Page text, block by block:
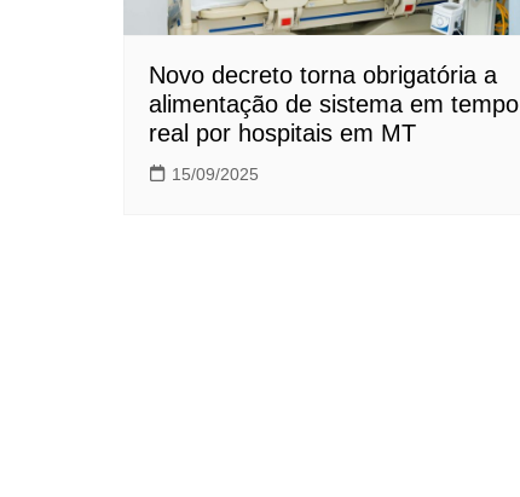
Novo decreto torna obrigatória a
alimentação de sistema em tempo
real por hospitais em MT
15/09/2025